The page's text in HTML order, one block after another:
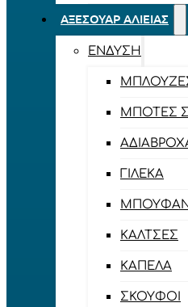
ΑΞΕΣΟΥΆΡ ΑΛΙΕΊΑΣ
ΈΝΔΥΣΗ
ΜΠΌΤΕΣ
ΓΙΛΈΚΑ
ΚΆΛΤΣΕΣ
ΚΑΠΈΛΑ
ΣΚΟΎΦΟΙ